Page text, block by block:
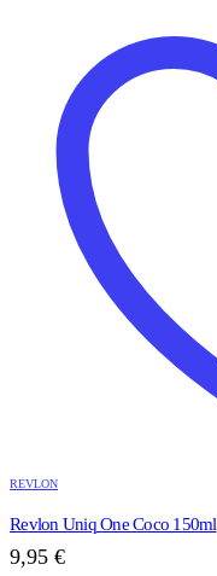
REVLON
Revlon Uniq One Coco 150ml
9,95 €